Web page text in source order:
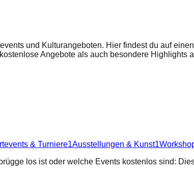
und Kulturangeboten. Hier findest du auf
Angebote als auch besondere Highlights
& Turniere1Ausstellungen & Kunst1
los ist oder welche Events kostenlos sind: